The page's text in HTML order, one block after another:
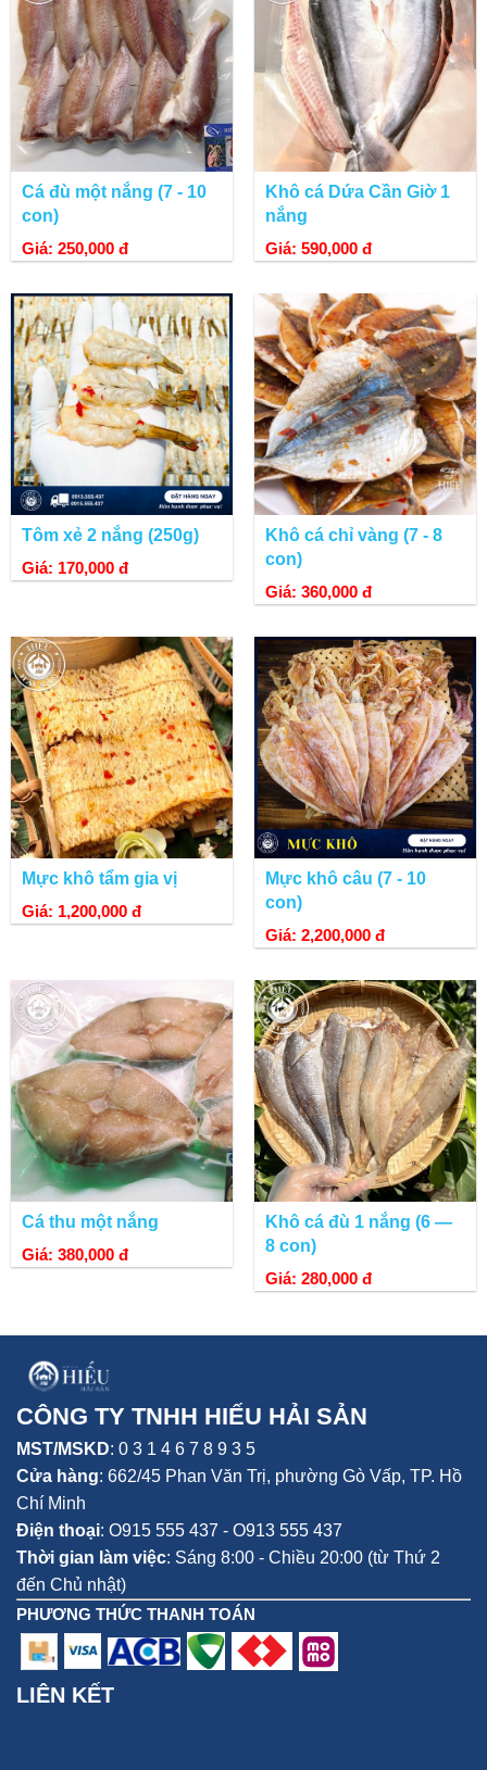
Cá đù một nắng (7 - 10
con)
Giá: 250,000 đ
Khô cá Dứa Cần Giờ 1
nắng
Giá: 590,000 đ
Tôm xẻ 2 nắng (250g)
Giá: 170,000 đ
Khô cá chỉ vàng (7 - 8
con)
Giá: 360,000 đ
Mực khô tẩm gia vị
Giá: 1,200,000 đ
Mực khô câu (7 - 10
con)
Giá: 2,200,000 đ
Cá thu một nắng
Giá: 380,000 đ
Khô cá đù 1 nắng (6 —
8 con)
Giá: 280,000 đ
CÔNG TY TNHH HIẾU HẢI SẢN
MST/MSKD: 0 3 1 4 6 7 8 9 3 5
Cửa hàng: 662/45 Phan Văn Trị, phường Gò Vấp, TP. Hồ
Chí Minh
Điện thoại: O915 555 437 - O913 555 437
Thời gian làm việc: Sáng 8:00 - Chiều 20:00 (từ Thứ 2
đến Chủ nhật)
PHƯƠNG THỨC THANH TOÁN
LIÊN KẾT